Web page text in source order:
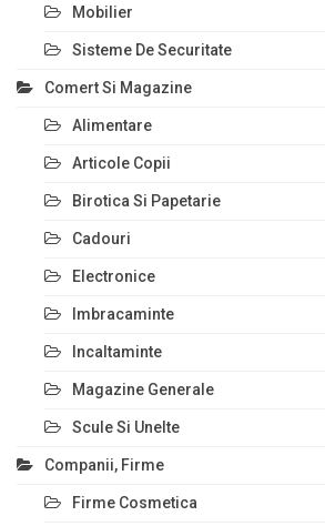
Mobilier
Sisteme De Securitate
Comert Si Magazine
Alimentare
Articole Copii
Birotica Si Papetarie
Cadouri
Electronice
Imbracaminte
Incaltaminte
Magazine Generale
Scule Si Unelte
Companii, Firme
Firme Cosmetica